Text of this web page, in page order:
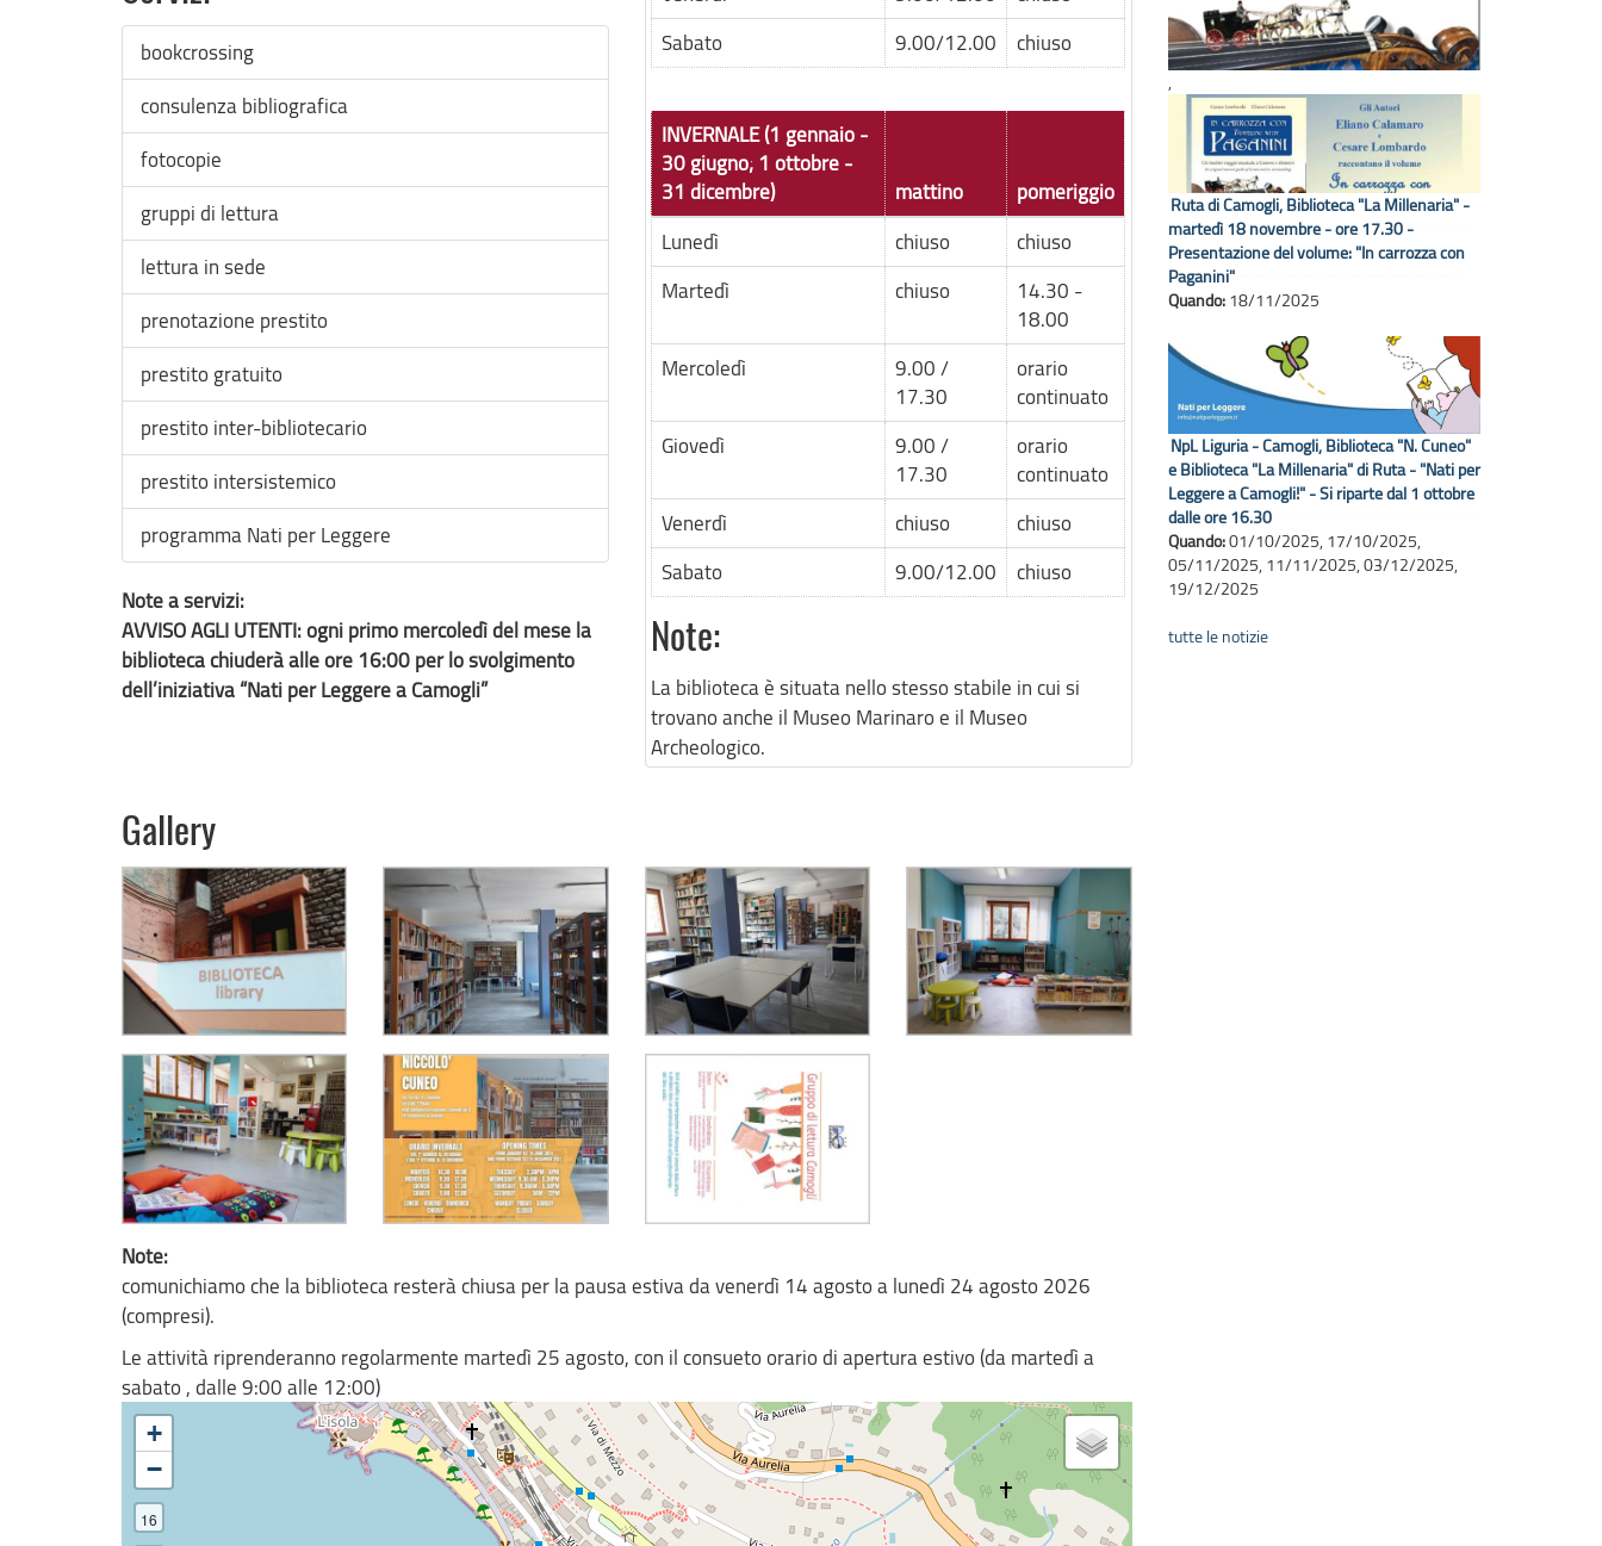
bookcrossing
consulenza bibliografica
fotocopie
gruppi di lettura
lettura in sede
prenotazione prestito
prestito gratuito
prestito inter-bibliotecario
prestito intersistemico
programma Nati per Leggere
Note a servizi:
AVVISO AGLI UTENTI: ogni primo mercoledì del mese la
biblioteca chiuderà alle ore 16:00 per lo svolgimento
dell’iniziativa “Nati per Leggere a Camogli”
Sabato
9.00/12.00 chiuso
INVERNALE (1 gennaio -
30 giugno; 1 ottobre -
31 dicembre)
mattino
pomeriggio
Lunedì
chiuso
chiuso
Martedì
chiuso
14.30 -
18.00
Mercoledì
9.00 /
17.30
orario
continuato
Giovedì
9.00 /
17.30
orario
continuato
Venerdì
chiuso
chiuso
Sabato
9.00/12.00 chiuso
Note:
La biblioteca è situata nello stesso stabile in cui si
trovano anche il Museo Marinaro e il Museo
Archeologico.
Gallery
Note:
comunichiamo che la biblioteca resterà chiusa per la pausa estiva da venerdì 14 agosto a lunedì 24 agosto 2026
(compresi).
Le attività riprenderanno regolarmente martedì 25 agosto, con il consueto orario di apertura estivo (da martedì a
sabato , dalle 9:00 alle 12:00)
+
−
16
,
Ruta di Camogli, Biblioteca "La Millenaria" -
martedì 18 novembre - ore 17.30 -
Presentazione del volume: "In carrozza con
Paganini"
Quando: 18/11/2025
NpL Liguria - Camogli, Biblioteca "N. Cuneo"
e Biblioteca "La Millenaria" di Ruta - "Nati per
Leggere a Camogli!" - Si riparte dal 1 ottobre
dalle ore 16.30
Quando:01/10/2025, 17/10/2025,
05/11/2025, 11/11/2025,03/12/2025,
19/12/2025
tutte le notizie